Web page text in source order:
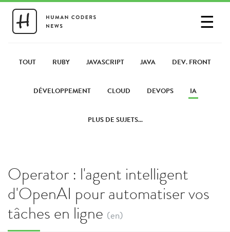
☰
PARTAGER UN LIEN
TOUT RUBY JAVASCRIPT JAVA DEV. FRONT
DÉVELOPPEMENT CLOUD DEVOPS IA
PLUS DE SUJETS...
Operator : l'agent intelligent
d'OpenAI pour automatiser vos
tâches en ligne (en)